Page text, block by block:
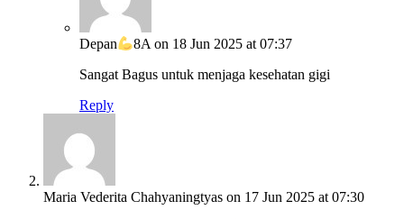
Depan 8A on 18 Jun 2025 at 07:37
Sangat Bagus untuk menjaga kesehatan gigi
Reply
Maria Vederita Chahyaningtyas on 17 Jun 2025 at 07:30